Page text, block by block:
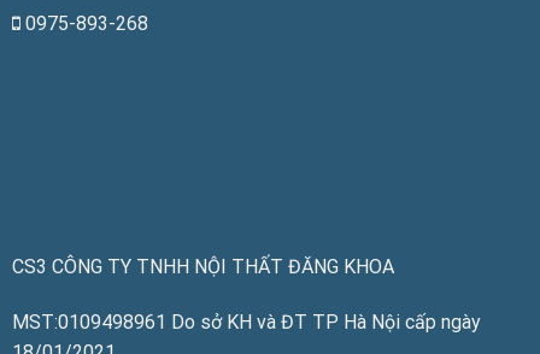
0975-893-268
CS3 CÔNG TY TNHH NỘI THẤT ĐĂNG KHOA
MST:0109498961 Do sở KH và ĐT TP Hà Nội cấp ngày